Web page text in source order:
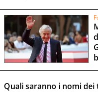
Quali saranno i nomi